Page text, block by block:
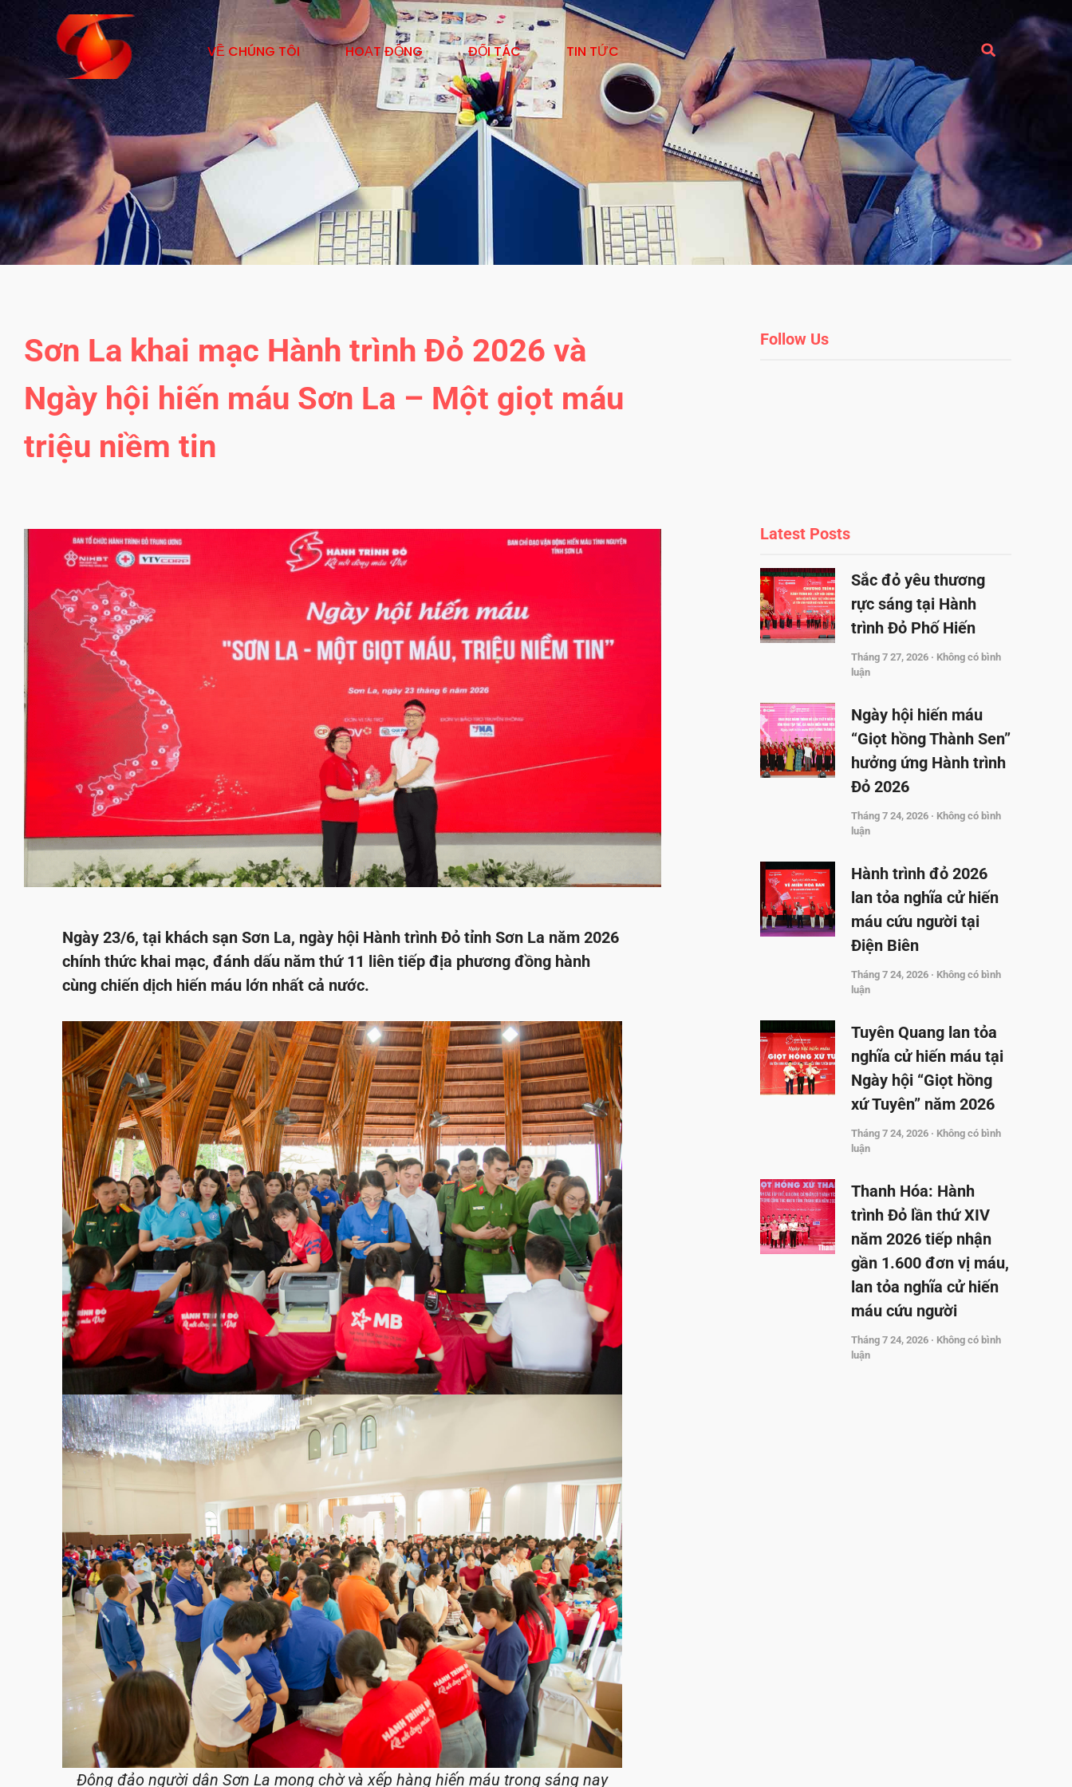
VỀ CHÚNG TÔI HOẠT ĐỘNG ĐỐI TÁC TIN TỨC
Sơn La khai mạc Hành trình Đỏ 2026 và
Ngày hội hiến máu Sơn La – Một giọt máu
triệu niềm tin
Ngày 23/6, tại khách sạn Sơn La, ngày hội Hành trình Đỏ tỉnh Sơn La năm 2026
chính thức khai mạc, đánh dấu năm thứ 11 liên tiếp địa phương đồng hành
cùng chiến dịch hiến máu lớn nhất cả nước.
Đông đảo người dân Sơn La mong chờ và xếp hàng hiến máu trong sáng nay
Follow Us
Latest Posts
Sắc đỏ yêu thương
rực sáng tại Hành
trình Đỏ Phố Hiến
Tháng 7 27, 2026
Không có bình
luận
Ngày hội hiến máu
“Giọt hồng Thành Sen”
hưởng ứng Hành trình
Đỏ 2026
Tháng 7 24, 2026
Không có bình
luận
Hành trình đỏ 2026
lan tỏa nghĩa cử hiến
máu cứu người tại
Điện Biên
Tháng 7 24, 2026
Không có bình
luận
Tuyên Quang lan tỏa
nghĩa cử hiến máu tại
Ngày hội “Giọt hồng
xứ Tuyên” năm 2026
Tháng 7 24, 2026
Không có bình
luận
Thanh Hóa: Hành
trình Đỏ lần thứ XIV
năm 2026 tiếp nhận
gần 1.600 đơn vị máu,
lan tỏa nghĩa cử hiến
máu cứu người
Tháng 7 24, 2026
Không có bình
luận